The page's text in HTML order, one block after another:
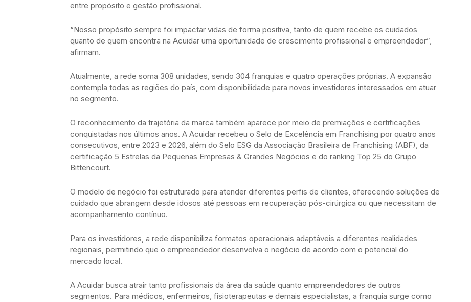
entre propósito e gestão profissional.
“Nosso propósito sempre foi impactar vidas de forma positiva, tanto de quem recebe os cuidados
quanto de quem encontra na Acuidar uma oportunidade de crescimento profissional e empreendedor”,
afirmam.
Atualmente, a rede soma 308 unidades, sendo 304 franquias e quatro operações próprias. A expansão
contempla todas as regiões do país, com disponibilidade para novos investidores interessados em atuar
no segmento.
O reconhecimento da trajetória da marca também aparece por meio de premiações e certificações
conquistadas nos últimos anos. A Acuidar recebeu o Selo de Excelência em Franchising por quatro anos
consecutivos, entre 2023 e 2026, além do Selo ESG da Associação Brasileira de Franchising (ABF), da
certificação 5 Estrelas da Pequenas Empresas & Grandes Negócios e do ranking Top 25 do Grupo
Bittencourt.
O modelo de negócio foi estruturado para atender diferentes perfis de clientes, oferecendo soluções de
cuidado que abrangem desde idosos até pessoas em recuperação pós-cirúrgica ou que necessitam de
acompanhamento contínuo.
Para os investidores, a rede disponibiliza formatos operacionais adaptáveis a diferentes realidades
regionais, permitindo que o empreendedor desenvolva o negócio de acordo com o potencial do
mercado local.
A Acuidar busca atrair tanto profissionais da área da saúde quanto empreendedores de outros
segmentos. Para médicos, enfermeiros, fisioterapeutas e demais especialistas, a franquia surge como